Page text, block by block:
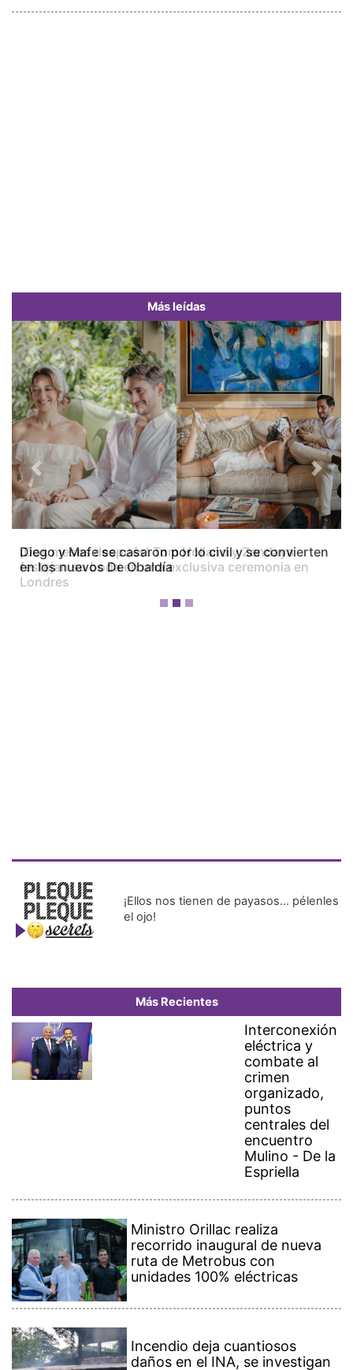
Más leídas
Diego y Mafe se casaron por lo civil y se convierten
en los nuevos De Obaldía
Previous Next
el ojo!
Más Recientes
Interconexión
eléctrica y
combate al
crimen
organizado,
puntos
centrales del
encuentro
Mulino - De la
Espriella
recorrido inaugural de nueva
ruta de Metrobus con
unidades 100% eléctricas
daños en el INA, se investigan
las causas